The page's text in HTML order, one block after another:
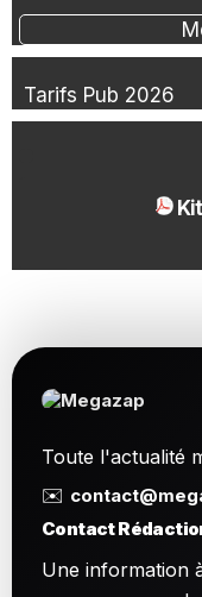
Tarifs Pub 2026
Toute l'actualité
✉️
Contact
Une information